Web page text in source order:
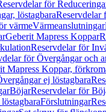
för
löstagbaraReservdelar
värmeVärmeanslutningar
Geberit Mapress Koppar
Reservdelar för
för Övergångar och
Mapress Koppar,
ej löstagbara
BöjarReservdelar för
Förslutningar